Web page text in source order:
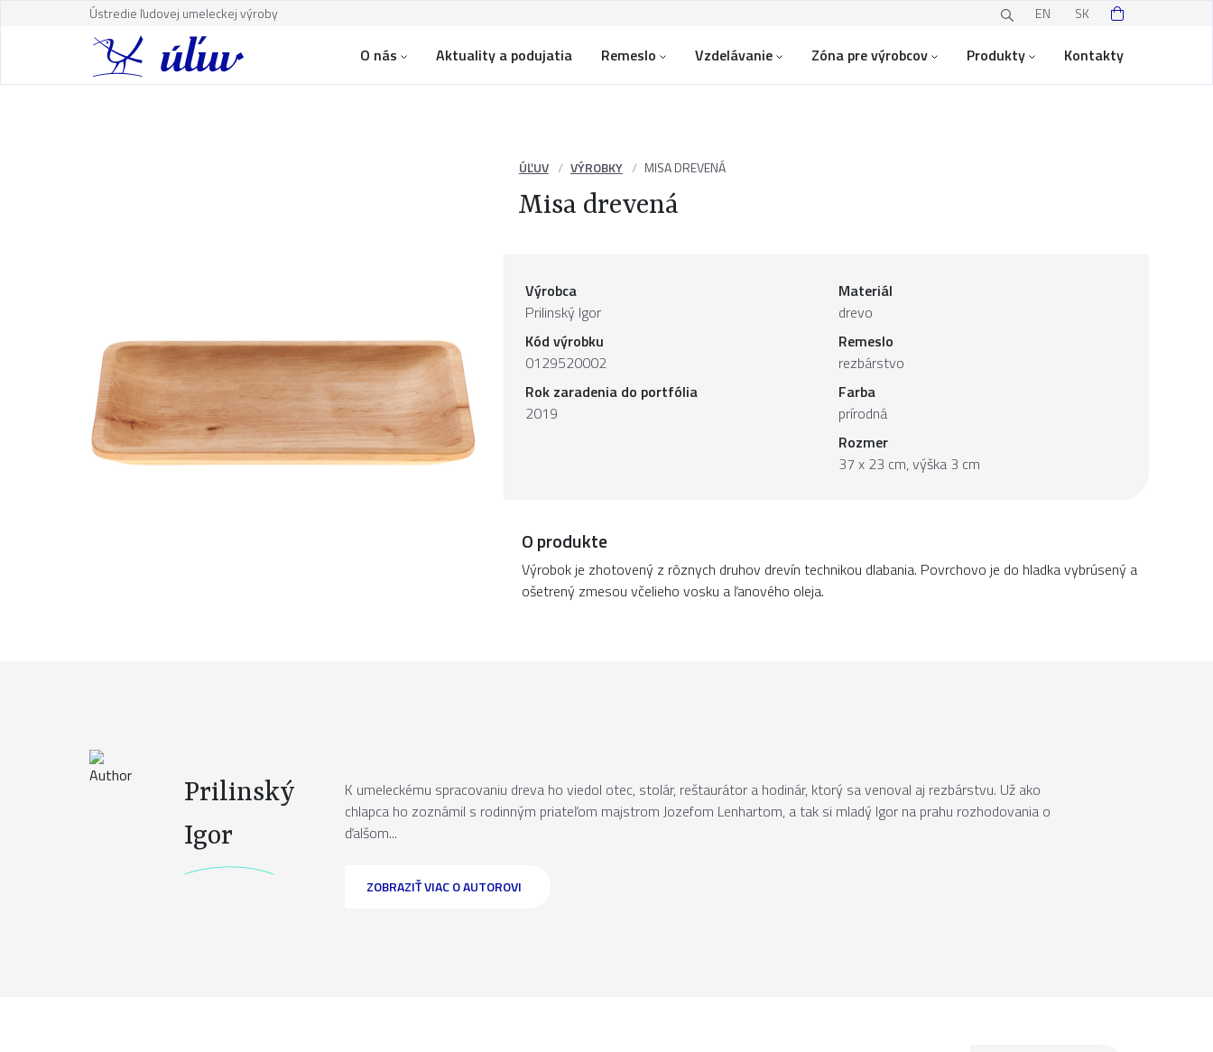
Ústredie ľudovej umeleckej výroby EN SK
O nás Aktuality a podujatia Remeslo Vzdelávanie Zóna pre výrobcov Produkty Kontakty
ÚĽUV VÝROBKY MISA DREVENÁ
Misa drevená
Výrobca
Prilinský Igor
Kód výrobku
0129520002
Rok zaradenia do portfólia
2019
Materiál
drevo
Remeslo
rezbárstvo
Farba
prírodná
Rozmer
37 x 23 cm, výška 3 cm
O produkte
Výrobok je zhotovený z rôznych druhov drevín technikou dlabania. Povrchovo je do hladka vybrúsený a
ošetrený zmesou včelieho vosku a ľanového oleja.
Prilinský
Igor
K umeleckému spracovaniu dreva ho viedol otec, stolár, reštaurátor a hodinár, ktorý sa venoval aj rezbárstvu. Už ako
chlapca ho zoznámil s rodinným priateľom majstrom Jozefom Lenhartom, a tak si mladý Igor na prahu rozhodovania o
ďalšom...
ZOBRAZIŤ VIAC O AUTOROVI